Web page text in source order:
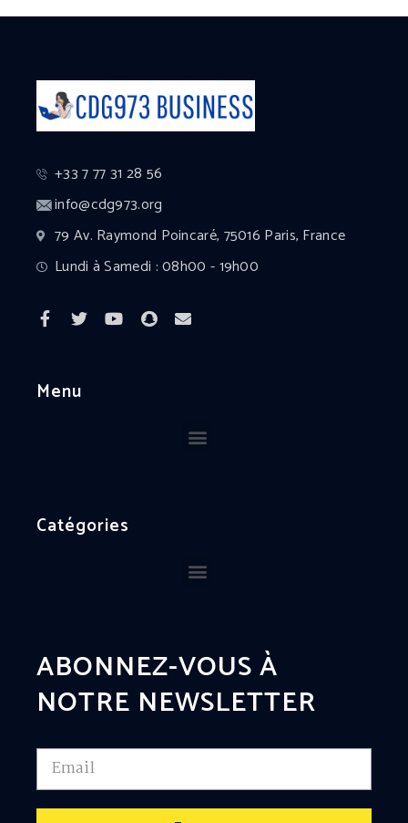
+33 7 77 31 28 56
info@cdg973.org
79 Av. Raymond Poincaré, 75016 Paris, France
Lundi à Samedi : 08h00 - 19h00
Menu
Catégories
ABONNEZ-VOUS À
NOTRE NEWSLETTER